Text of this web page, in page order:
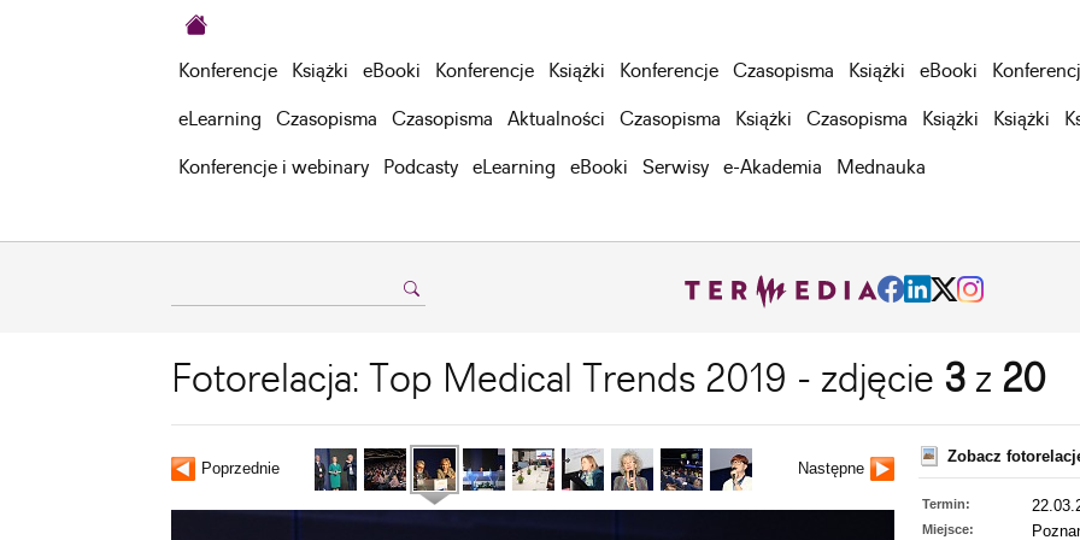
Konferencje Książki eBooki Konferencje Książki Konferencje Czasopisma Książki eBooki
eLearning Czasopisma Czasopisma Aktualności Czasopisma Książki Czasopisma Książki Książki
Konferencje i webinary Podcasty eLearning eBooki Serwisy e-Akademia Mednauka
Fotorelacja: Top Medical Trends 2019 - zdjęcie 3 z 20
Poprzednie Następne
Zobacz
Termin:
Miejsce: